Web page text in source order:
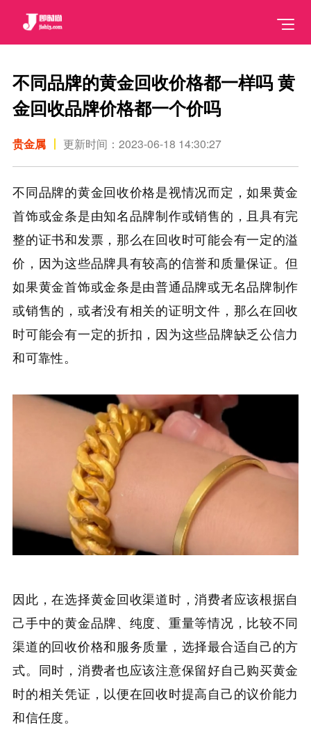
不同品牌的黄金回收价格都一样吗 黄
金回收品牌价格都一个价吗
贵金属 更新时间：2023-06-18 14:30:27
不同品牌的黄金回收价格是视情况而定，如果黄金
首饰或金条是由知名品牌制作或销售的，且具有完
整的证书和发票，那么在回收时可能会有一定的溢
价，因为这些品牌具有较高的信誉和质量保证。但
如果黄金首饰或金条是由普通品牌或无名品牌制作
或销售的，或者没有相关的证明文件，那么在回收
时可能会有一定的折扣，因为这些品牌缺乏公信力
和可靠性。
因此，在选择黄金回收渠道时，消费者应该根据自
己手中的黄金品牌、纯度、重量等情况，比较不同
渠道的回收价格和服务质量，选择最合适自己的方
式。同时，消费者也应该注意保留好自己购买黄金
时的相关凭证，以便在回收时提高自己的议价能力
和信任度。